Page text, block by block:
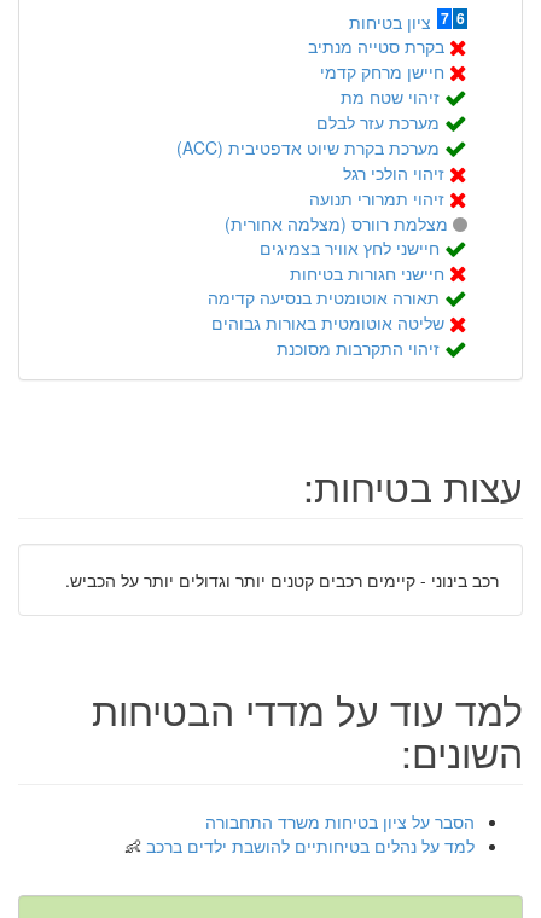
6
7 ציון בטיחות
בקרת סטייה מנתיב
חיישן מרחק קדמי
זיהוי שטח מת
מערכת עזר לבלם
מערכת בקרת שיוט אדפטיבית (ACC)
זיהוי הולכי רגל
זיהוי תמרורי תנועה
מצלמת רוורס (מצלמה אחורית)
חיישני לחץ אוויר בצמיגים
חיישני חגורות בטיחות
תאורה אוטומטית בנסיעה קדימה
שליטה אוטומטית באורות גבוהים
זיהוי התקרבות מסוכנת
עצות בטיחות:
רכב בינוני - קיימים רכבים קטנים יותר וגדולים יותר על הכביש.
למד עוד על מדדי הבטיחות
השונים:
הסבר על ציון בטיחות משרד התחבורה
למד על נהלים בטיחותיים להושבת ילדים ברכב